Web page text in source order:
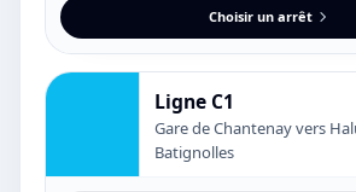
Choisir un arrêt
Ligne C1
Gare de Chantenay vers
Batignolles